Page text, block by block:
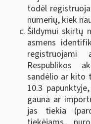
todėl
numerių, kiek
Šildymui skirtų
asmens
Respublikos
sandėlio ar kito
10.3
gauna ar
jas tiekia